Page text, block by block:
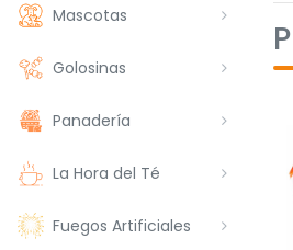
Mascotas
Golosinas
Panadería
La Hora del Té
Fuegos Artificiales